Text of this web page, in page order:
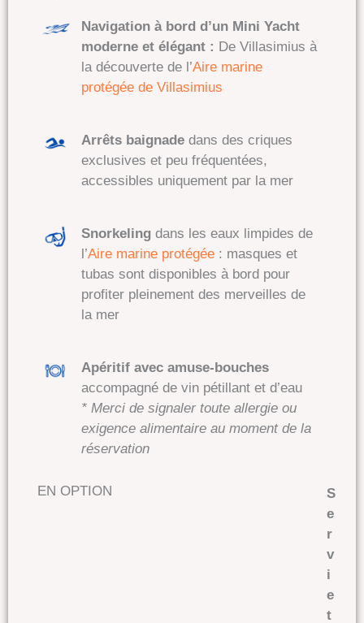
Navigation à bord d’un Mini Yacht
moderne et élégant : De Villasimius à
la découverte de l’Aire marine
protégée de Villasimius
Arrêts baignade dans des criques
exclusives et peu fréquentées,
accessibles uniquement par la mer
Snorkelingdans les eaux limpides de
l’Aire marine protégée: masques et
tubas sont disponibles à bord pour
profiter pleinement des merveilles de
la mer
Apéritif avec amuse-bouches
accompagné de vin pétillant et d’eau
* Merci de signaler toute allergie ou
exigence alimentaire au moment de la
réservation
EN OPTION
S
e
r
v
i
e
t